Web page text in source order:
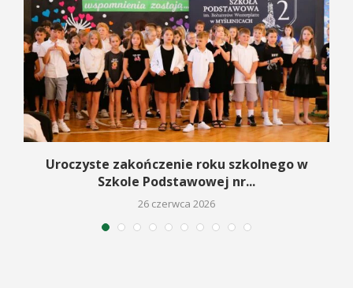
Uroczyste zakończenie roku szkolnego w
Szkole Podstawowej nr...
26 czerwca 2026